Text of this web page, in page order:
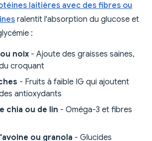
laitières avec des fibres ou
ralentit l'absorption du glucose et
:
noix - Ajoute des graisses saines,
croquant
- Fruits à faible IG qui ajoutent
antioxydants
chia ou de lin - Oméga-3 et fibres
ou granola - Glucides